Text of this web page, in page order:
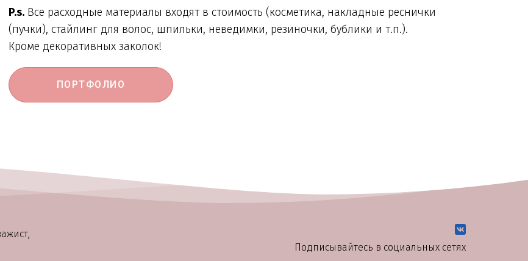
P.s. Все расходные материалы входят в стоимость (косметика, накладные реснички
(пучки), стайлинг для волос, шпильки, неведимки, резиночки, бублики и т.п.).
Кроме декоративных заколок!
ПОРТФОЛИО
Подписывайтесь в социальных сетях